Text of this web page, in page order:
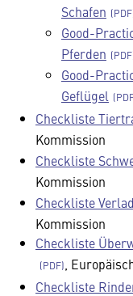
Schafen
Good-
Pferden
Good-
Geflügel
Checkliste
Kommission
Checkliste
Kommission
Checkliste
Kommission
Checkliste
,
Checkliste